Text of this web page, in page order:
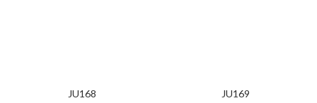
JU168 JU169